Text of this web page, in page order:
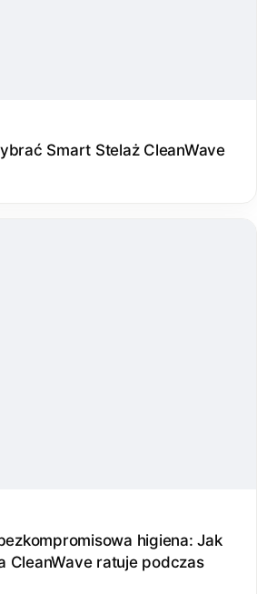
Smart Stelaż CleanWave
higiena: Jak
CleanWave ratuje podczas